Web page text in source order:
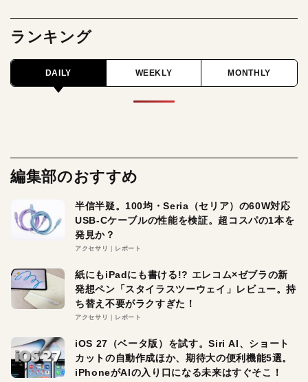
ランキング
DAILY WEEKLY MONTHLY
編集部のおすすめ
半信半疑。100均・Seria（セリア）の60W対応
USB-Cケーブルの性能を検証。超コスパの1本を
発見か？
アクセサリ レポート
紙にもiPadにも書ける!? エレコム×ゼブラの新
発想ペン「スタイラスツーウェイ」レビュー。持
ち替え不要がラクすぎた！
アクセサリ レポート
iOS 27（ベータ版）を試す。Siri AI、ショート
カットの自動作成ほか、期待大の便利機能5選。
iPhoneがAIの入り口になる未来はすぐそこ！